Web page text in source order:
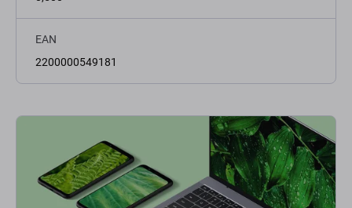
EAN
2200000549181